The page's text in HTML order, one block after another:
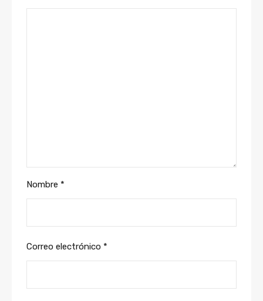
Nombre *
Correo electrónico *